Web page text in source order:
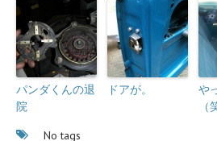
パンダくんの退
院
ドアが。
や
（
No tags